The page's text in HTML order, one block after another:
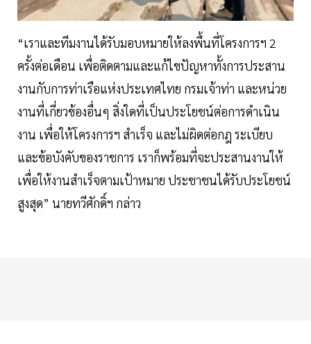
“เราและทีมงานได้รับมอบหมายให้ลงพื้นที่โครงการฯ 2
ครั้งต่อเดือน เพื่อติดตามและแก้ไขปัญหาทั้งการประสาน
งานกับการท่าเรือแห่งประเทศไทย กรมเจ้าท่า และหน่วย
งานที่เกี่ยวข้องอื่นๆ สิ่งใดที่เป็นประโยชน์ต่อการดำเนิน
งาน เพื่อให้โครงการฯ สำเร็จ และไม่ผิดต่อกฎ ระเบียบ
และข้อบังคับของราชการ เราก็พร้อมที่จะประสานงานให้
เพื่อให้งานสำเร็จตามเป้าหมาย ประชาชนได้รับประโยชน์
สูงสุด” นายทวีศักดิ์ฯ กล่าว